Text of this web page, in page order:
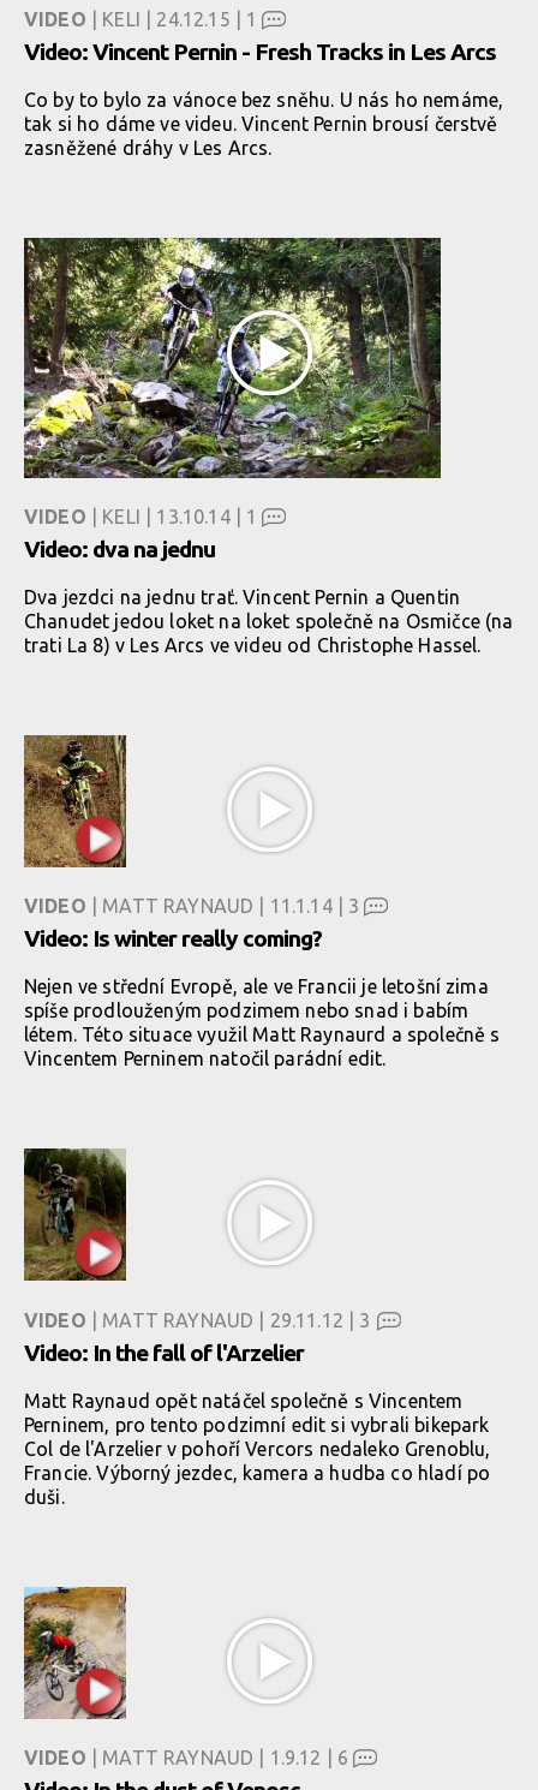
VIDEO | KELI | 24.12.15 | 1
Video: Vincent Pernin - Fresh Tracks in Les Arcs
Co by to bylo za vánoce bez sněhu. U nás ho nemáme,
tak si ho dáme ve videu. Vincent Pernin brousí čerstvě
zasněžené dráhy v Les Arcs.
VIDEO | KELI | 13.10.14 | 1
Video: dva na jednu
Dva jezdci na jednu trať. Vincent Pernin a Quentin
Chanudet jedou loket na loket společně na Osmičce (na
trati La 8) v Les Arcs ve videu od Christophe Hassel.
VIDEO | MATT RAYNAUD | 11.1.14 | 3
Video: Is winter really coming?
Nejen ve střední Evropě, ale ve Francii je letošní zima
spíše prodlouženým podzimem nebo snad i babím
létem. Této situace využil Matt Raynaurd a společně s
Vincentem Perninem natočil parádní edit.
VIDEO | MATT RAYNAUD | 29.11.12 | 3
Video: In the fall of l'Arzelier
Matt Raynaud opět natáčel společně s Vincentem
Perninem, pro tento podzimní edit si vybrali bikepark
Col de l'Arzelier v pohoří Vercors nedaleko Grenoblu,
Francie. Výborný jezdec, kamera a hudba co hladí po
duši.
VIDEO | MATT RAYNAUD | 1.9.12 | 6